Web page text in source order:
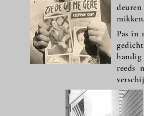
deuren
mikken.
Pas in
handig
reeds